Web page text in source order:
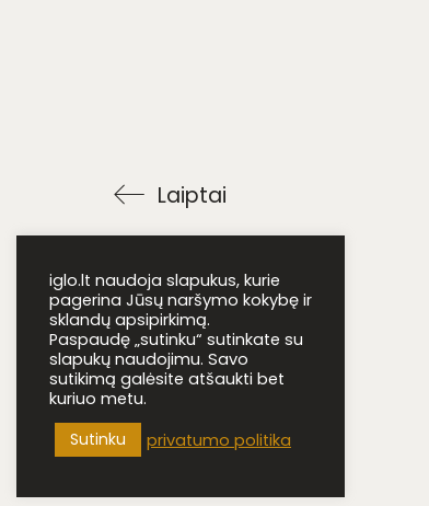
Laiptai
iglo.lt naudoja slapukus, kurie
pagerina Jūsų naršymo kokybę ir
sklandų apsipirkimą.
Paspaudę „sutinku“ sutinkate su
slapukų naudojimu. Savo
sutikimą galėsite atšaukti bet
kuriuo metu.
Sutinku
privatumo politika